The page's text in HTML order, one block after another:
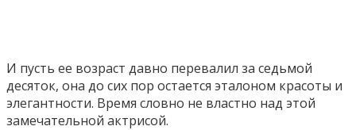
И пусть ее возраст давно перевалил за седьмой
десяток, она до сих пор остается эталоном красоты и
элегантности. Время словно не властно над этой
замечательной актрисой.